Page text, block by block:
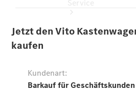
Übersicht